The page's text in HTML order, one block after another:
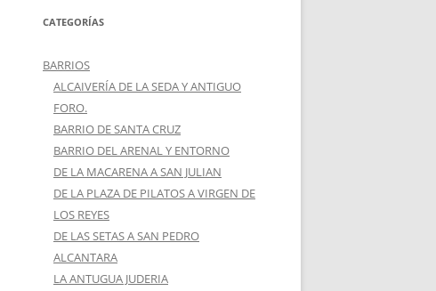
CATEGORÍAS
BARRIOS
ALCAIVERÍA DE LA SEDA Y ANTIGUO
FORO.
BARRIO DE SANTA CRUZ
BARRIO DEL ARENAL Y ENTORNO
DE LA MACARENA A SAN JULIAN
DE LA PLAZA DE PILATOS A VIRGEN DE
LOS REYES
DE LAS SETAS A SAN PEDRO
ALCANTARA
LA ANTUGUA JUDERIA